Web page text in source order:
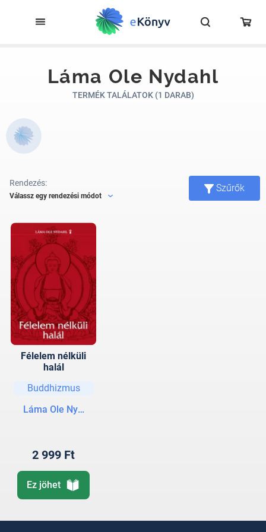
Láma Ole Nydahl
TERMÉK TALÁLATOK (1 DARAB)
Rendezés:
Válassz egy rendezési módot
Szűrők
Félelem nélküli
halál
Buddhizmus
Láma Ole Nydahl
2 999 Ft
Ez jöhet